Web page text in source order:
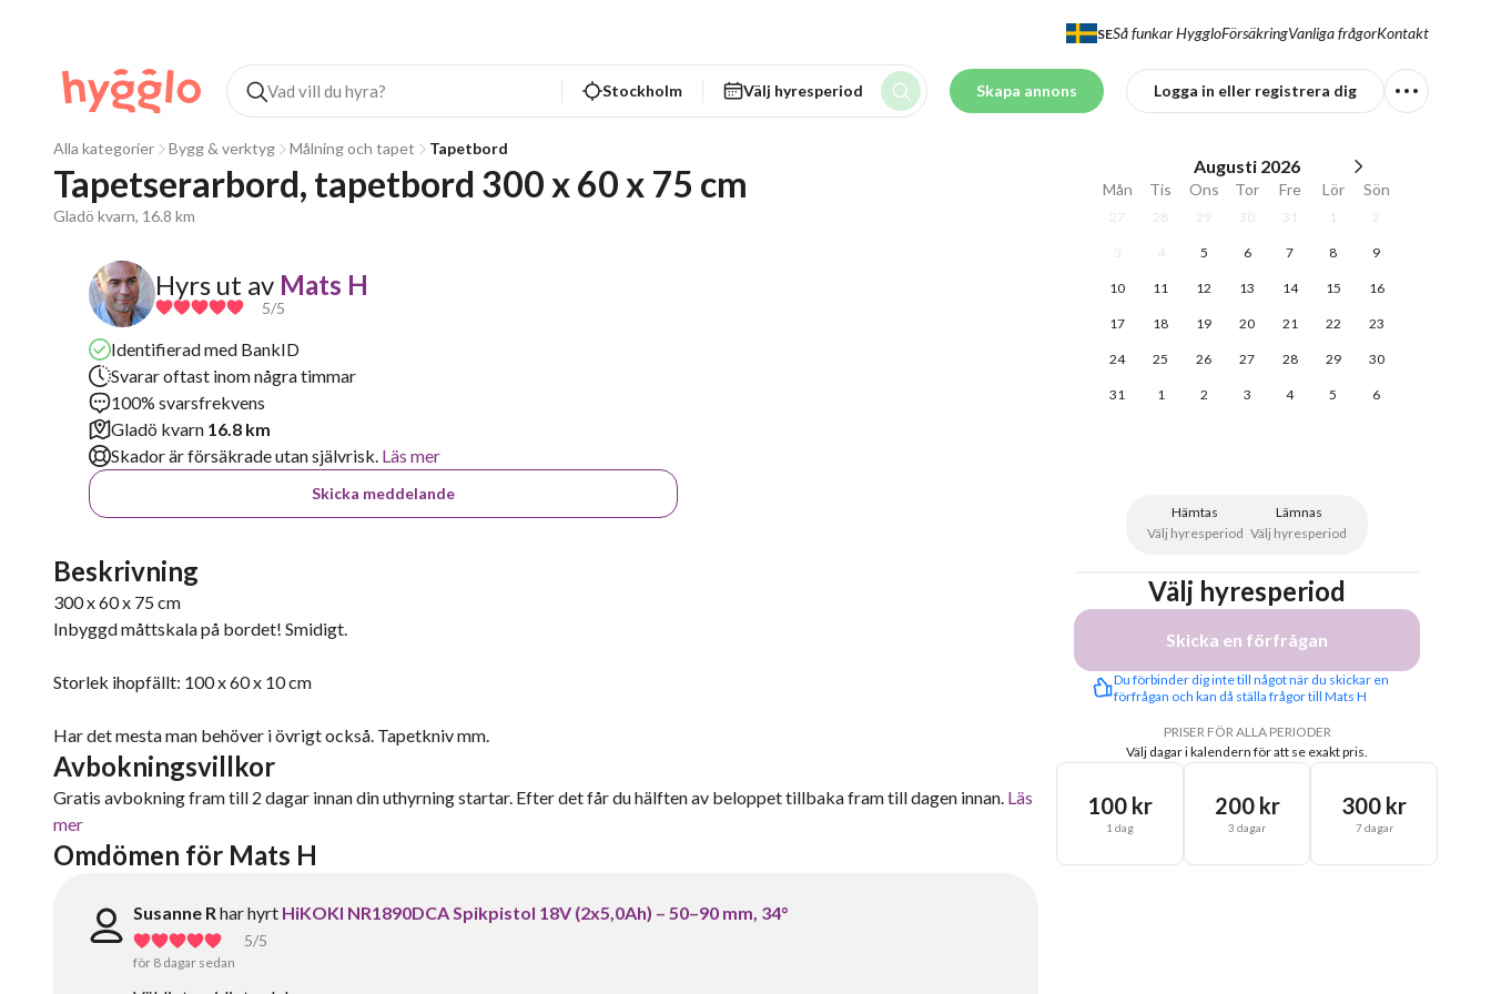
SESå funkar HyggloFörsäkringVanliga frågorKontakt
Stockholm Välj hyresperiod Skapa annons Logga in eller registrera dig
Alla kategorier Bygg & verktyg Målning och tapet Tapetbord
Tapetserarbord, tapetbord 300 x 60 x 75 cm
Gladö kvarn, 16.8 km
Hyrs ut av Mats H
5/5
Identifierad med BankID
Svarar oftast inom några timmar
100% svarsfrekvens
Gladö kvarn 16.8 km
Skador är försäkrade utan självrisk. Läs mer
Skicka meddelande
Beskrivning
300 x 60 x 75 cm
Inbyggd måttskala på bordet! Smidigt.
Storlek ihopfällt: 100 x 60 x 10 cm
Har det mesta man behöver i övrigt också. Tapetkniv mm.
Avbokningsvillkor
Gratis avbokning fram till 2 dagar innan din uthyrning startar. Efter det får du hälften av beloppet tillbaka fram till dagen innan. Läs
mer
Omdömen för Mats H
Susanne Rhar hyrt HiKOKI NR1890DCA Spikpistol 18V (2x5,0Ah) – 50–90 mm, 34°
5/5
för 8 dagar sedan
Augusti 2026
Mån Tis Ons Tor Fre Lör Sön
27 28 29 30 31 1 2
3 4 5 6 7 8 9
10 11 12 13 14 15 16
17 18 19 20 21 22 23
24 25 26 27 28 29 30
31 1 2 3 4 5 6
Hämtas
Välj hyresperiod
Lämnas
Välj hyresperiod
Välj hyresperiod
Skicka en förfrågan
Du förbinder dig inte till något när du skickar en
förfrågan och kan då ställa frågor till Mats H
PRISER FÖR ALLA PERIODER
Välj dagar i kalendern för att se exakt pris.
100 kr
1 dag
200 kr
3 dagar
300 kr
7 dagar